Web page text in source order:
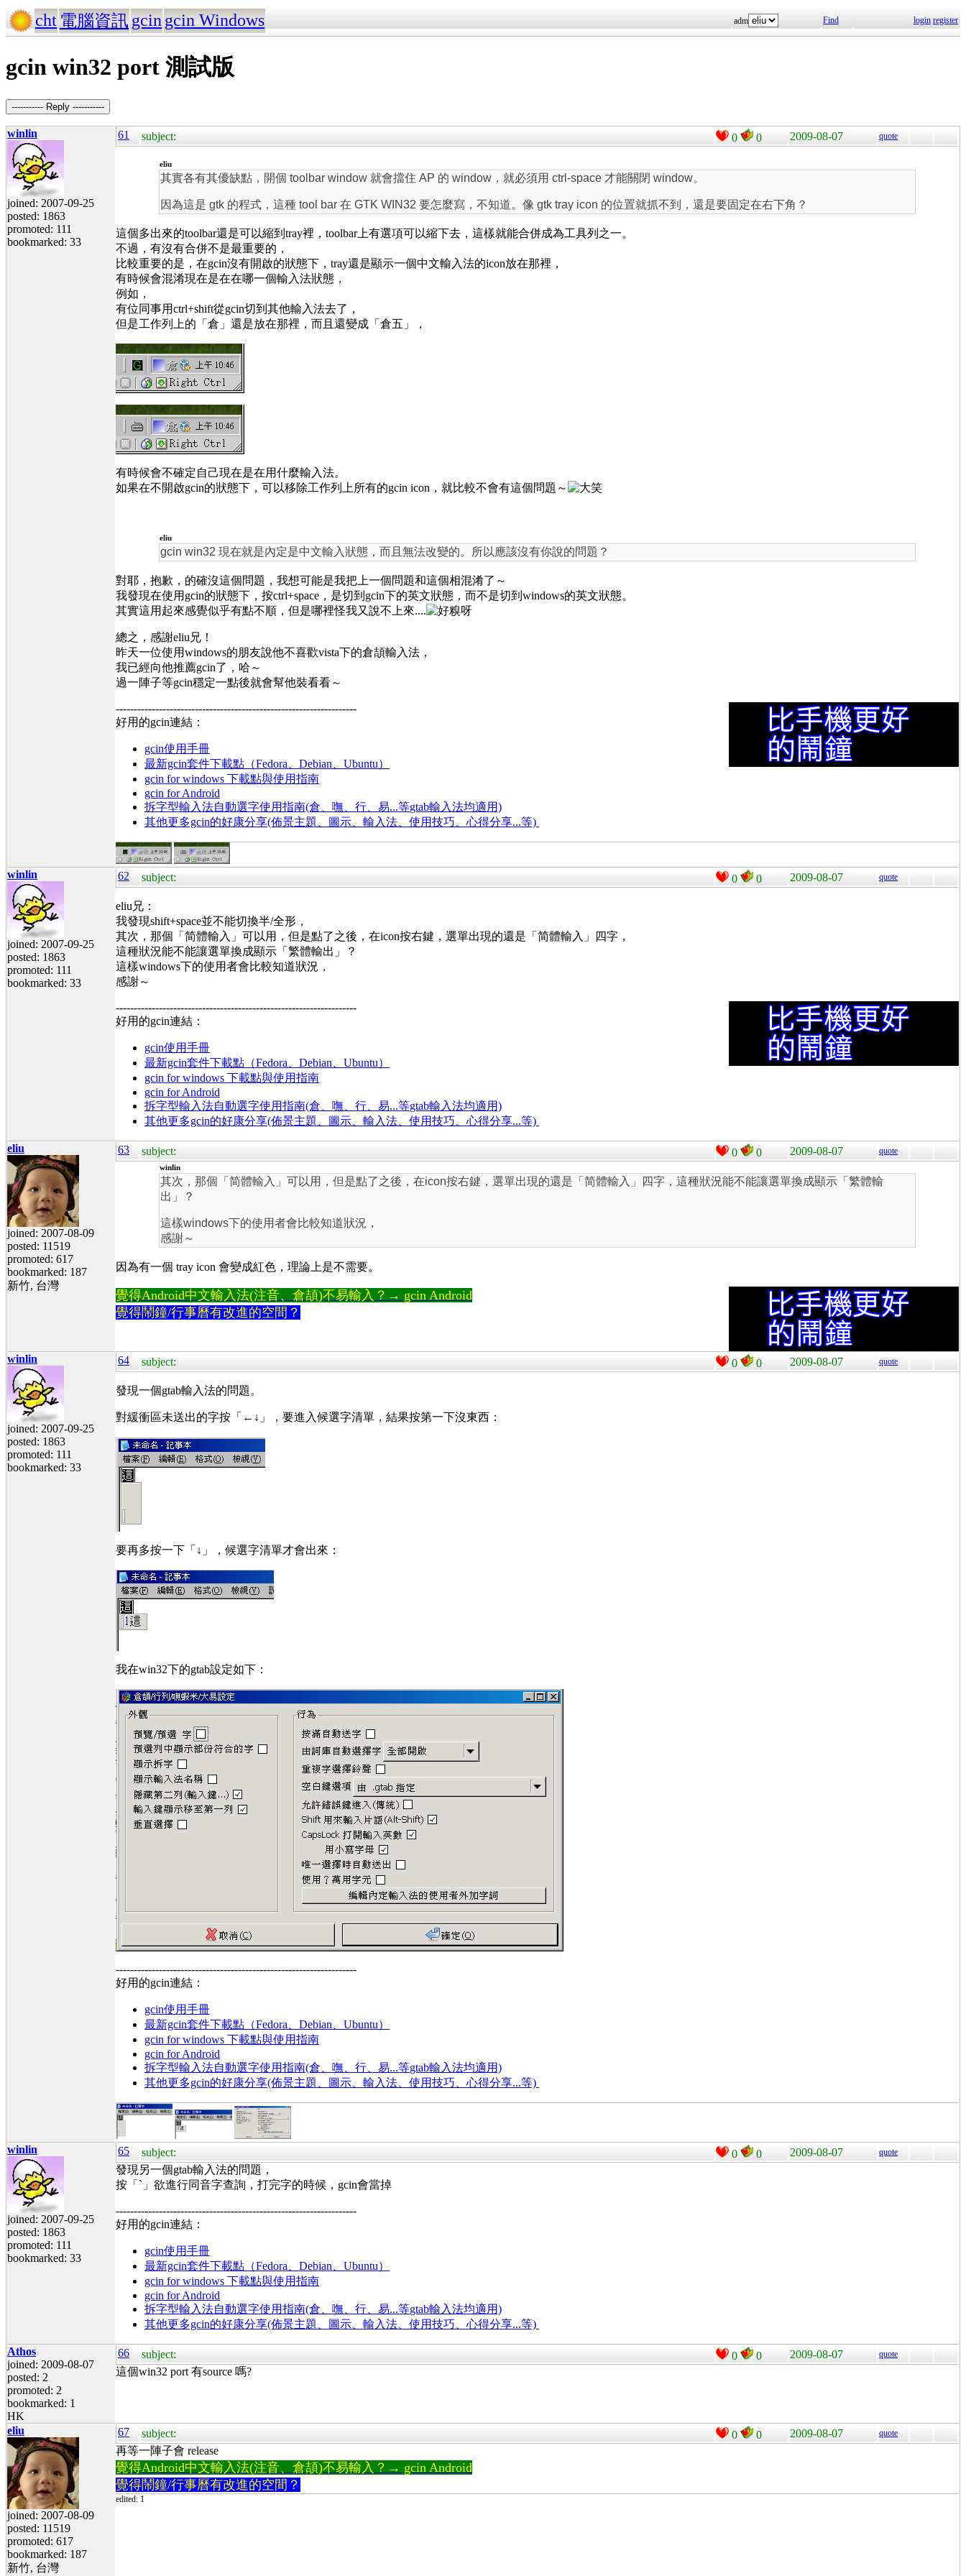
cht 電腦資訊 gcin gcin Windows adm Find login register
gcin win32 port 測試版
----------- Reply -----------
winlin
joined: 2007-09-25
posted: 1863
promoted: 111
bookmarked: 33
61 subject: 0 0 2009-08-07 quote
eliu
其實各有其優缺點，開個 toolbar window 就會擋住 AP 的 window，就必須用 ctrl-space 才能關閉 window。
因為這是 gtk 的程式，這種 tool bar 在 GTK WIN32 要怎麼寫，不知道。像 gtk tray icon 的位置就抓不到，還是要固定在右下角？
這個多出來的toolbar還是可以縮到tray裡，toolbar上有選項可以縮下去，這樣就能合併成為工具列之一。
不過，有沒有合併不是最重要的，
比較重要的是，在gcin沒有開啟的狀態下，tray還是顯示一個中文輸入法的icon放在那裡，
有時候會混淆現在是在在哪一個輸入法狀態，
例如，
有位同事用ctrl+shift從gcin切到其他輸入法去了，
但是工作列上的「倉」還是放在那裡，而且還變成「倉五」，
有時候會不確定自己現在是在用什麼輸入法。
如果在不開啟gcin的狀態下，可以移除工作列上所有的gcin icon，就比較不會有這個問題～
eliu
gcin win32 現在就是內定是中文輸入狀態，而且無法改變的。所以應該沒有你說的問題？
對耶，抱歉，的確沒這個問題，我想可能是我把上一個問題和這個相混淆了～
我發現在使用gcin的狀態下，按ctrl+space，是切到gcin下的英文狀態，而不是切到windows的英文狀態。
其實這用起來感覺似乎有點不順，但是哪裡怪我又說不上來....
總之，感謝eliu兄！
昨天一位使用windows的朋友說他不喜歡vista下的倉頡輸入法，
我已經向他推薦gcin了，哈～
過一陣子等gcin穩定一點後就會幫他裝看看～
-------------------------------------------------------------------
好用的gcin連結：
gcin使用手冊
最新gcin套件下載點（Fedora、Debian、Ubuntu）
gcin for windows 下載點與使用指南
gcin for Android
拆字型輸入法自動選字使用指南(倉、嘸、行、易...等gtab輸入法均適用)
其他更多gcin的好康分享(佈景主題、圖示、輸入法、使用技巧、心得分享...等)
winlin
joined: 2007-09-25
posted: 1863
promoted: 111
bookmarked: 33
62 subject: 0 0 2009-08-07 quote
eliu兄：
我發現shift+space並不能切換半/全形，
其次，那個「简體輸入」可以用，但是點了之後，在icon按右鍵，選單出現的還是「简體輸入」四字，
這種狀況能不能讓選單換成顯示「繁體輸出」？
這樣windows下的使用者會比較知道狀況，
感謝～
-------------------------------------------------------------------
好用的gcin連結：
gcin使用手冊
最新gcin套件下載點（Fedora、Debian、Ubuntu）
gcin for windows 下載點與使用指南
gcin for Android
拆字型輸入法自動選字使用指南(倉、嘸、行、易...等gtab輸入法均適用)
其他更多gcin的好康分享(佈景主題、圖示、輸入法、使用技巧、心得分享...等)
eliu
joined: 2007-08-09
posted: 11519
promoted: 617
bookmarked: 187
新竹, 台灣
63 subject: 0 0 2009-08-07 quote
winlin
其次，那個「简體輸入」可以用，但是點了之後，在icon按右鍵，選單出現的還是「简體輸入」四字，這種狀況能不能讓選單換成顯示「繁體輸
出」？
這樣windows下的使用者會比較知道狀況，
感謝～
因為有一個 tray icon 會變成紅色，理論上是不需要。
覺得Android中文輸入法(注音、倉頡)不易輸入？→ gcin Android
覺得鬧鐘/行事曆有改進的空間？
winlin
joined: 2007-09-25
posted: 1863
promoted: 111
bookmarked: 33
64 subject: 0 0 2009-08-07 quote
發現一個gtab輸入法的問題。
對緩衝區未送出的字按「←↓」，要進入候選字清單，結果按第一下沒東西：
要再多按一下「↓」，候選字清單才會出來：
我在win32下的gtab設定如下：
-------------------------------------------------------------------
好用的gcin連結：
gcin使用手冊
最新gcin套件下載點（Fedora、Debian、Ubuntu）
gcin for windows 下載點與使用指南
gcin for Android
拆字型輸入法自動選字使用指南(倉、嘸、行、易...等gtab輸入法均適用)
其他更多gcin的好康分享(佈景主題、圖示、輸入法、使用技巧、心得分享...等)
winlin
joined: 2007-09-25
posted: 1863
promoted: 111
bookmarked: 33
65 subject: 0 0 2009-08-07 quote
發現另一個gtab輸入法的問題，
按「`」欲進行同音字查詢，打完字的時候，gcin會當掉
-------------------------------------------------------------------
好用的gcin連結：
gcin使用手冊
最新gcin套件下載點（Fedora、Debian、Ubuntu）
gcin for windows 下載點與使用指南
gcin for Android
拆字型輸入法自動選字使用指南(倉、嘸、行、易...等gtab輸入法均適用)
其他更多gcin的好康分享(佈景主題、圖示、輸入法、使用技巧、心得分享...等)
Athos
joined: 2009-08-07
posted: 2
promoted: 2
bookmarked: 1
HK
66 subject: 0 0 2009-08-07 quote
這個win32 port 有source 嗎?
eliu
joined: 2007-08-09
posted: 11519
promoted: 617
bookmarked: 187
新竹, 台灣
67 subject: 0 0 2009-08-07 quote
再等一陣子會 release
覺得Android中文輸入法(注音、倉頡)不易輸入？→ gcin Android
覺得鬧鐘/行事曆有改進的空間？
edited: 1